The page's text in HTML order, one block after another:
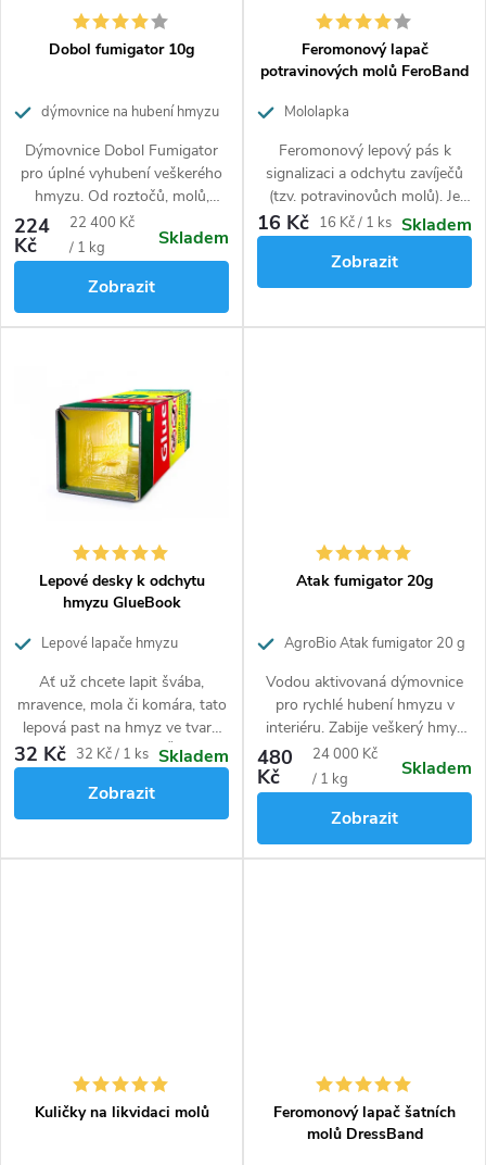
t
Dobol fumigator 10g
dýmovnice na hubení hmyzu
Dýmovnice Dobol Fumigator
pro úplné vyhubení veškerého
hmyzu. Od roztočů, molů,
štěnic a blech až po šváby a
mravence.
224
Kč
Měrná
cena:
22 400 Kč
/ 1 kg
Skladem
Zobrazit
Feromonový lapač
potravinových molů FeroBand
Mololapka
Feromonový lepový pás k
signalizaci a odchytu zavíječů
(tzv. potravinovůch molů). Je
nejedovatý, bez zápachu a
insekticidů. K použití v kuchyni
a v blízkosti potravin.
16 Kč Měrná
16 Kč / 1 ks Skladem
Zobrazit
Lepové desky k odchytu
hmyzu GlueBook
Lepové lapače hmyzu
Ať už chcete lapit švába,
mravence, mola či komára, tato
lepová past na hmyz ve tvaru
knihy vás nezklame. Škůdce
přiláká k pasti potravinové
lákadlo a silné deratizační
lepidlo ho zachytí, sotva se jí
Nahrazuje lepidlo Temobi Glue a
32 Kč Měrná
32 Kč / 1 ks Skladem
Zobrazit
Atak fumigator 20g
AgroBio Atak fumigator 20 g
Vodou aktivovaná dýmovnice
pro rychlé hubení hmyzu v
interiéru. Zabije veškerý hmyz
od roztočů přes mravence, až
po moly, vosy a šváby.
480
Kč
Měrná
cena:
24 000 Kč
/ 1 kg
Skladem
Zobrazit
Kuličky na likvidaci molů
Feromonový lapač šatních
molů DressBand